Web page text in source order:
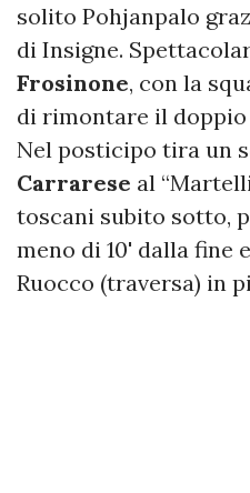
solito Pohjanpalo
di Insigne.
Frosinone, con la
di rimontare il
Nel posticipo tira un
Carrarese al
toscani subito sotto,
meno di 10' dalla fine
Ruocco (traversa) in